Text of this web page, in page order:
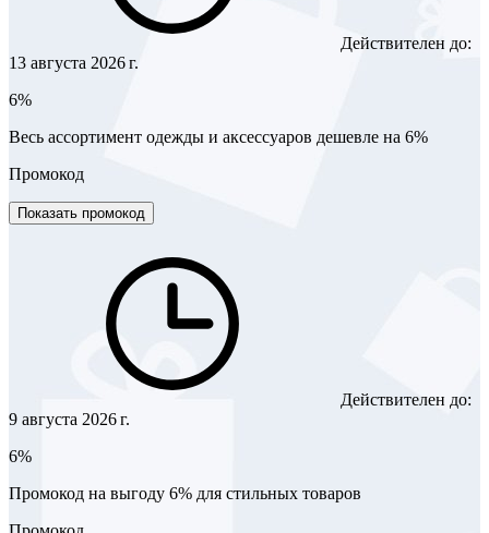
Действителен до:
13 августа 2026 г.
6%
Весь ассортимент одежды и аксессуаров дешевле на 6%
Промокод
Показать промокод
Действителен до:
9 августа 2026 г.
6%
Промокод на выгоду 6% для стильных товаров